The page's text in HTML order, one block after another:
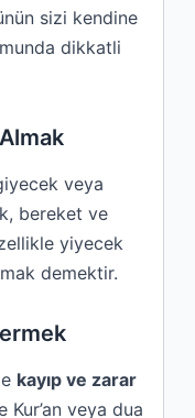
sizi kendine
dikkatli
veya
bereket ve
yiyecek
demektir.
kayıp ve zarar
Kur’an veya dua